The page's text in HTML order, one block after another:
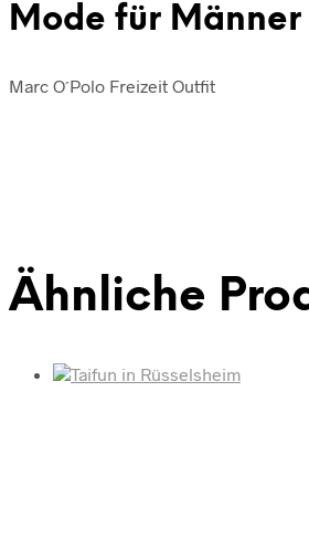
Mode für Männer
Marc O´Polo Freizeit Outfit
Ähnliche